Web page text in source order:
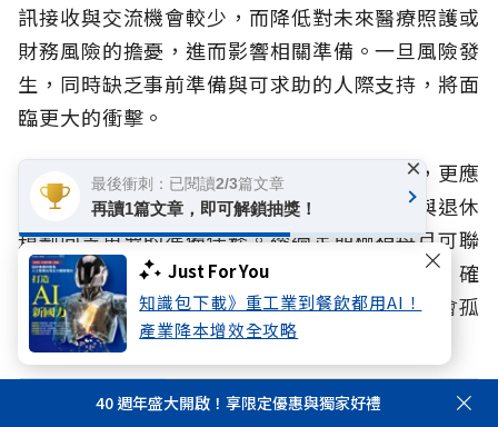
Just For You
知識包下載》重工業到餐飲都用AI！
產業降本增效全攻略
訊接收與交流機會較少，而降低對未來醫療照護或
財務風險的擔憂，進而影響相關準備。一旦風險發
生，同時缺乏事前準備與可求助的人際支持，將面
臨更大的衝擊。
國泰人壽建議，民眾除了關注自身心理健康，更應
將「檢視社會網絡」視為與健康檢查、財務與退休
規劃同等重要的準備任務。透過定期檢視每月可聯
繫的親友人數，以及可自在求助、傾訴的對象，確
保風險準備時能獲取足夠資訊、風險來臨時不會孤
立無援。
40 週年盛大開啟！享限定優惠與獨家好禮
最後衝刺：已閱讀2/3篇文章
再讀1篇文章，即可解鎖抽獎！
×